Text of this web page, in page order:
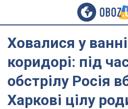
Ховалися у
коридорі: під
обстрілу Росія
Харкові цілу